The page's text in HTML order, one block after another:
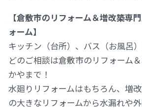
【倉敷市のリフォーム＆増改築専
ォーム】
キッチン（台所）、バス（お風呂
どのご相談は倉敷市のリフォーム
かやまで！
水廻りリフォームはもちろん、増
の大きなリフォームから水漏れや